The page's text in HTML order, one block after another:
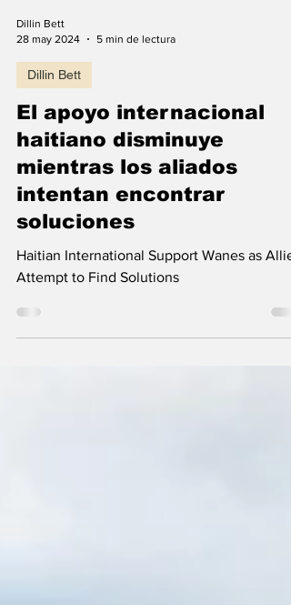
Dillin Bett
28 may 2024
Dillin Bett
El apoyo internacional
haitiano disminuye
mientras los aliados
intentan encontrar
soluciones
Attempt to Find Solutions